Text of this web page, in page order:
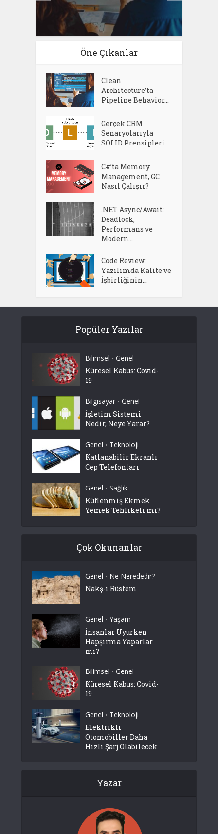
Öne Çıkanlar
Clean
Architecture’ta
Pipeline Behavior...
Gerçek CRM
Senaryolarıyla
SOLID Prensipleri
C#’ta Memory
Management, GC
Nasıl Çalışır?
.NET Async/Await:
Deadlock,
Performans ve
Modern...
Code Review:
Yazılımda Kalite ve
İşbirliğinin...
Popüler Yazılar
Bilimsel • Genel
Küresel Kabus: Covid-
19
Bilgisayar • Genel
İşletim Sistemi
Nedir, Neye Yarar?
Genel • Teknoloji
Katlanabilir Ekranlı
Cep Telefonları
Genel • Sağlık
Küflenmiş Ekmek
Yemek Tehlikeli mi?
Çok Okunanlar
Genel • Ne Nerededir?
Nakş-ı Rüstem
Genel • Yaşam
İnsanlar Uyurken
Hapşırma Yaparlar
mı?
Bilimsel • Genel
Küresel Kabus: Covid-
19
Genel • Teknoloji
Elektrikli
Otomobiller Daha
Hızlı Şarj Olabilecek
Yazar